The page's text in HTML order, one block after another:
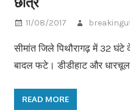
11/08/2017
सीमांत जिले पिथौरागढ़ में 32 घंटे
बादल फटे। डीडीहाट और
READ MORE